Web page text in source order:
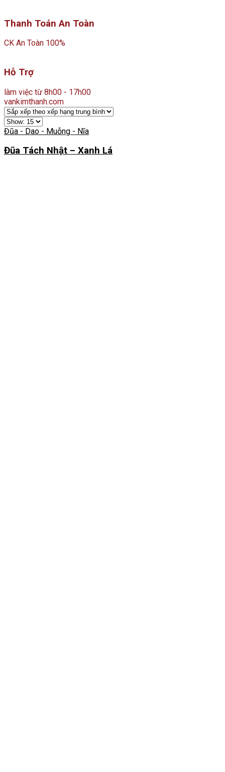
Thanh Toán An Toàn
CK An Toàn 100%
Hỗ Trợ
làm việc từ 8h00 - 17h00
vankimthanh.com
Đũa - Dao - Muỗng - Nĩa
Đũa Tách Nhật – Xanh Lá